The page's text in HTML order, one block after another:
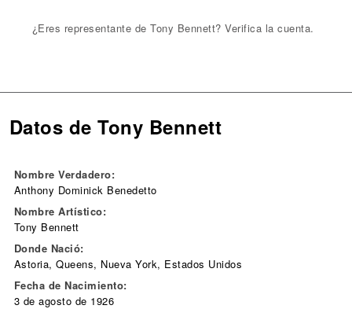
¿Eres representante de Tony Bennett? Verifica la cuenta.
Datos de Tony Bennett
Nombre Verdadero:
Anthony Dominick Benedetto
Nombre Artístico:
Tony Bennett
Donde Nació:
Astoria, Queens, Nueva York, Estados Unidos
Fecha de Nacimiento:
3 de agosto de 1926